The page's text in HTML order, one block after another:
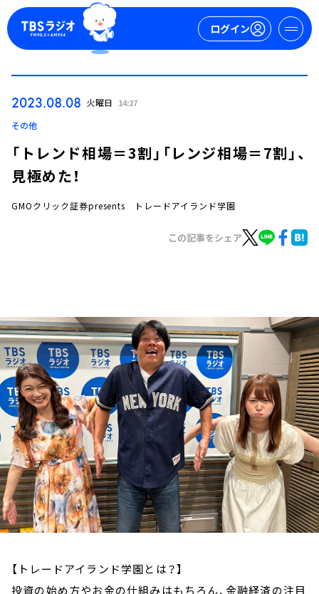
ログイン
お知らせ
イベント・グッズ
YouTube
会社情報
2023.08.08 火曜日 14:27
その他
「トレンド相場＝3割」「レンジ相場＝7割」、
見極めた！
GMOクリック証券presents トレードアイランド学園
この記事をシェア
【トレードアイランド学園とは？】
投資の始め方やお金の仕組みはもちろん、金融経済の注目